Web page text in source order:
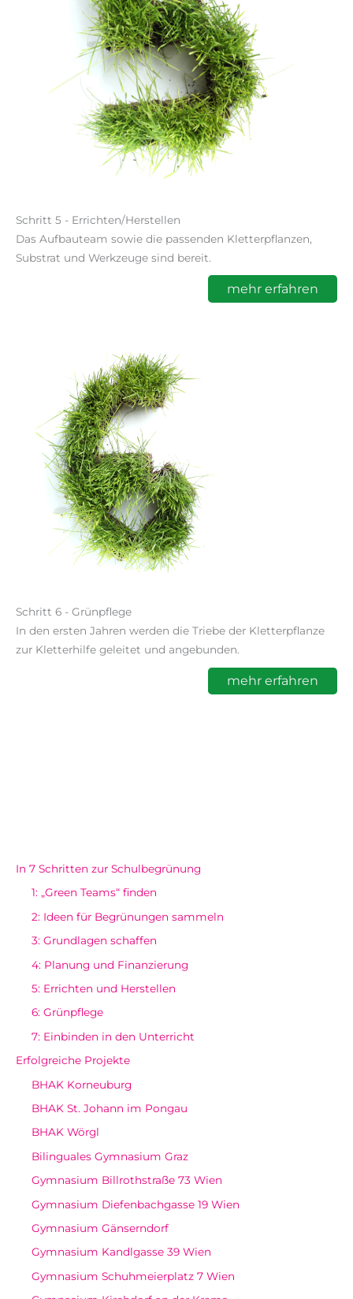
Schritt 5 - Errichten/Herstellen
Das Aufbauteam sowie die passenden Kletterpflanzen,
Substrat und Werkzeuge sind bereit.
mehr erfahren
Schritt 6 - Grünpflege
In den ersten Jahren werden die Triebe der Kletterpflanze
zur Kletterhilfe geleitet und angebunden.
mehr erfahren
In 7 Schritten zur Schulbegrünung
1: „Green Teams“ finden
2: Ideen für Begrünungen sammeln
3: Grundlagen schaffen
4: Planung und Finanzierung
5: Errichten und Herstellen
6: Grünpflege
7: Einbinden in den Unterricht
Erfolgreiche Projekte
BHAK Korneuburg
BHAK St. Johann im Pongau
BHAK Wörgl
Bilinguales Gymnasium Graz
Gymnasium Billrothstraße 73 Wien
Gymnasium Diefenbachgasse 19 Wien
Gymnasium Gänserndorf
Gymnasium Kandlgasse 39 Wien
Gymnasium Schuhmeierplatz 7 Wien